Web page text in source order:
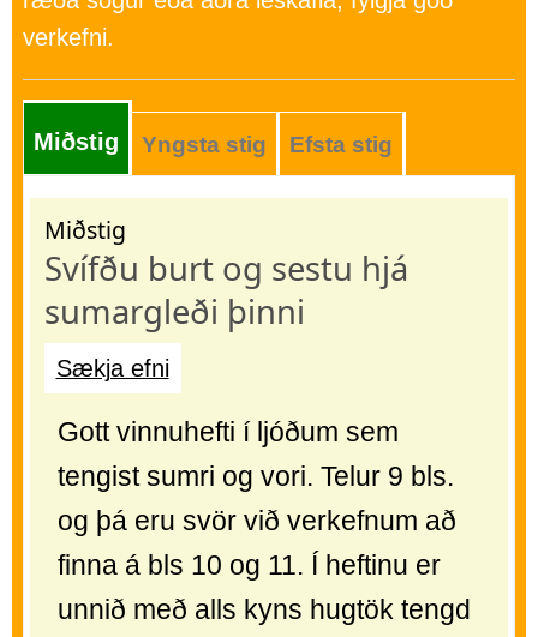
verkefni.
Miðstig Yngsta stig Efsta stig
Miðstig
Svífðu burt og sestu hjá
sumargleði þinni
Sækja efni
Gott vinnuhefti í ljóðum sem
tengist sumri og vori. Telur 9 bls.
og þá eru svör við verkefnum að
finna á bls 10 og 11. Í heftinu er
unnið með alls kyns hugtök tengd